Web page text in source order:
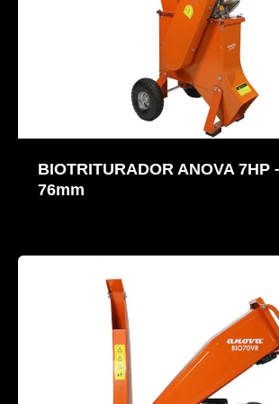
BIOTRITURADOR ANOVA 7HP
76mm